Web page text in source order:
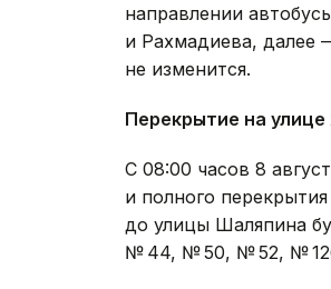
направлении
и Рахмадиева, далее
не изменится.
Перекрытие на улице
С 08:00 часов 8
и полного
до улицы Шаляпина
№ 44, № 50, № 52, №